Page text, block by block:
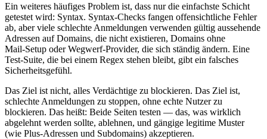
Ein weiteres häufiges Problem ist, dass nur die einfachste Schicht
getestet wird: Syntax. Syntax‑Checks fangen offensichtliche Fehler
ab, aber viele schlechte Anmeldungen verwenden gültig aussehende
Adressen auf Domains, die nicht existieren, Domains ohne
Mail‑Setup oder Wegwerf‑Provider, die sich ständig ändern. Eine
Test‑Suite, die bei einem Regex stehen bleibt, gibt ein falsches
Sicherheitsgefühl.
Das Ziel ist nicht, alles Verdächtige zu blockieren. Das Ziel ist,
schlechte Anmeldungen zu stoppen, ohne echte Nutzer zu
blockieren. Das heißt: Beide Seiten testen — das, was wirklich
abgelehnt werden sollte, ablehnen, und gängige legitime Muster
(wie Plus‑Adressen und Subdomains) akzeptieren.